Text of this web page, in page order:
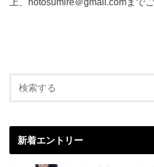
新着エントリー